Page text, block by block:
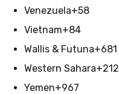
Venezuela+58
Vietnam+84
Wallis & Futuna+681
Western Sahara+212
Yemen+967